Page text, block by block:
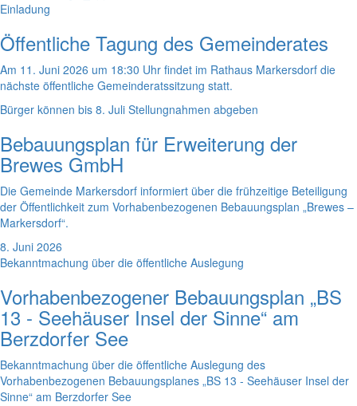
Einladung
Öffentliche Tagung des Gemeinderates
Am 11. Juni 2026 um 18:30 Uhr findet im Rathaus Markersdorf die
nächste öffentliche Gemeinderatssitzung statt.
Bürger können bis 8. Juli Stellungnahmen abgeben
Bebauungsplan für Erweiterung der
Brewes GmbH
Die Gemeinde Markersdorf informiert über die frühzeitige Beteiligung
der Öffentlichkeit zum Vorhabenbezogenen Bebauungsplan „Brewes –
Markersdorf“.
8. Juni 2026
Bekanntmachung über die öffentliche Auslegung
Vorhabenbezogener Bebauungsplan „BS
13 - Seehäuser Insel der Sinne“ am
Berzdorfer See
Bekanntmachung über die öffentliche Auslegung des
Vorhabenbezogenen Bebauungsplanes „BS 13 - Seehäuser Insel der
Sinne“ am Berzdorfer See